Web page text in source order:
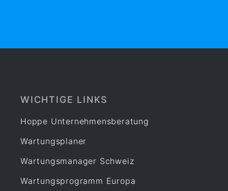
WICHTIGE LINKS
Hoppe Unternehmensberatung
Wartungsplaner
Wartungsmanager Schweiz
Wartungsprogramm Europa